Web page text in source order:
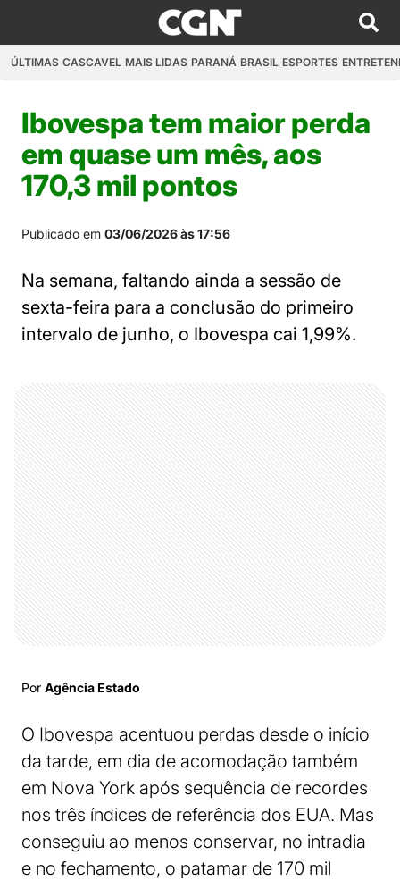
ÚLTIMAS CASCAVEL MAIS LIDAS PARANÁ BRASIL ESPORTES
Ibovespa tem maior perda
em quase um mês, aos
170,3 mil pontos
Publicado em 03/06/2026 às 17:56
Na semana, faltando ainda a sessão de
sexta-feira para a conclusão do primeiro
intervalo de junho, o Ibovespa cai 1,99%.
Por Agência Estado
O Ibovespa acentuou perdas desde o início
da tarde, em dia de acomodação também
em Nova York após sequência de recordes
nos três índices de referência dos EUA. Mas
conseguiu ao menos conservar, no intradia
e no fechamento, o patamar de 170 mil